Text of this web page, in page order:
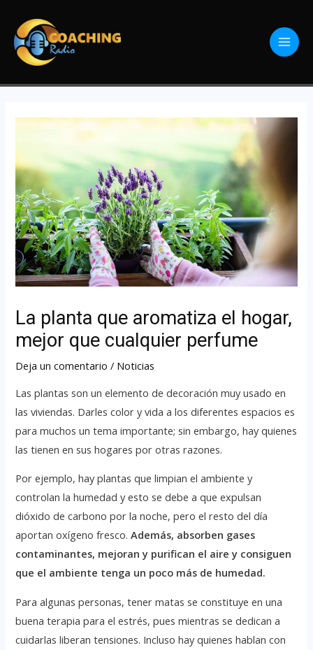
La planta que aromatiza el hogar,
mejor que cualquier perfume
Deja un comentario / Noticias
Las plantas son un elemento de decoración muy usado en
las viviendas. Darles color y vida a los diferentes espacios es
para muchos un tema importante; sin embargo, hay quienes
las tienen en sus hogares por otras razones.
Por ejemplo, hay plantas que limpian el ambiente y
controlan la humedad y esto se debe a que expulsan
dióxido de carbono por la noche, pero el resto del día
aportan oxígeno fresco.Además, absorben gases
contaminantes, mejoran y purifican el aire y consiguen
que el ambiente tenga un poco más de humedad.
Para algunas personas, tener matas se constituye en una
buena terapia para el estrés, pues mientras se dedican a
cuidarlas liberan tensiones. Incluso hay quienes hablan con